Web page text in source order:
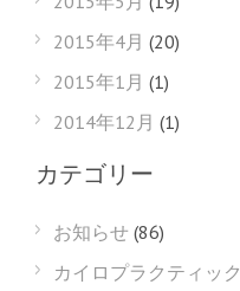
2015年4月 (20)
2015年1月 (1)
2014年12月 (1)
カテゴリー
お知らせ (86)
カイロプラクティック